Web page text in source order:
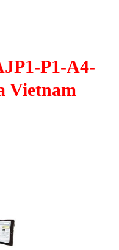
P1-A4-
Vietnam